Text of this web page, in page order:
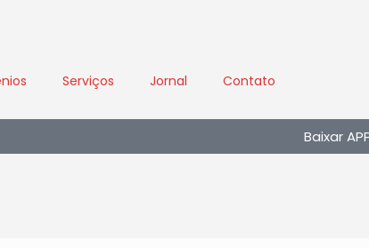
Serviços Jornal Contato
Baixar